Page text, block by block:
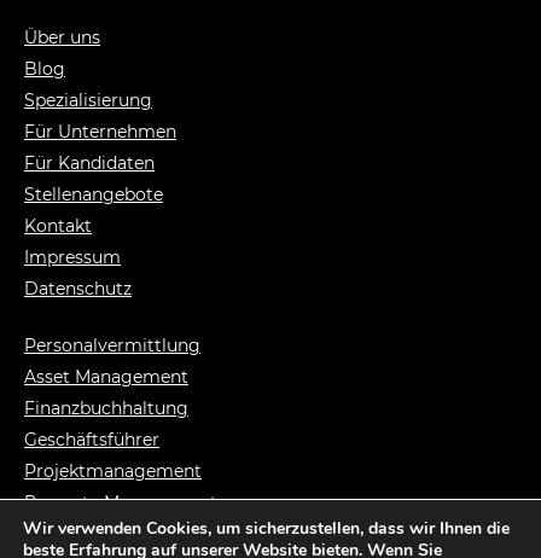
Über uns
Blog
Spezialisierung
Für Unternehmen
Für Kandidaten
Stellenangebote
Kontakt
Impressum
Datenschutz
Personalvermittlung
Asset Management
Finanzbuchhaltung
Geschäftsführer
Projektmanagement
Property Management
Syndikusanwalt
Wir verwenden Cookies, um sicherzustellen, dass wir Ihnen die
beste Erfahrung auf unserer Website bieten. Wenn Sie